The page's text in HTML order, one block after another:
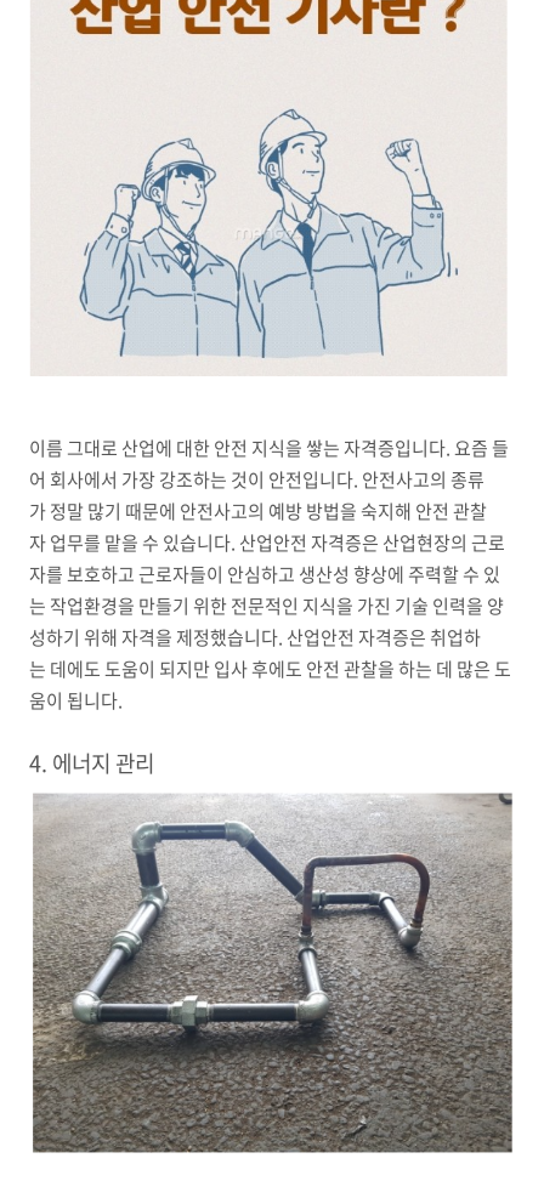
이름 그대로 산업에 대한 안전 지식을 쌓는 자격증입니다. 요즘 들
어 회사에서 가장 강조하는 것이 안전입니다. 안전사고의 종류
가 정말 많기 때문에 안전사고의 예방 방법을 숙지해 안전 관찰
자 업무를 맡을 수 있습니다. 산업안전 자격증은 산업현장의 근로
자를 보호하고 근로자들이 안심하고 생산성 향상에 주력할 수 있
는 작업환경을 만들기 위한 전문적인 지식을 가진 기술 인력을 양
성하기 위해 자격을 제정했습니다. 산업안전 자격증은 취업하
는 데에도 도움이 되지만 입사 후에도 안전 관찰을 하는 데 많은 도
움이 됩니다.
4. 에너지 관리